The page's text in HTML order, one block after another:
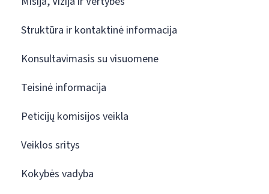
Struktūra ir kontaktinė informacija
Konsultavimasis su visuomene
Teisinė informacija
Peticijų komisijos veikla
Veiklos sritys
Kokybės vadyba